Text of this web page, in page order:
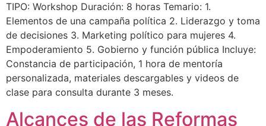
TIPO: Workshop Duración: 8 horas Temario: 1.
Elementos de una campaña política 2. Liderazgo y toma
de decisiones 3. Marketing político para mujeres 4.
Empoderamiento 5. Gobierno y función pública Incluye:
Constancia de participación, 1 hora de mentoría
personalizada, materiales descargables y videos de
clase para consulta durante 3 meses.
Alcances de las Reformas